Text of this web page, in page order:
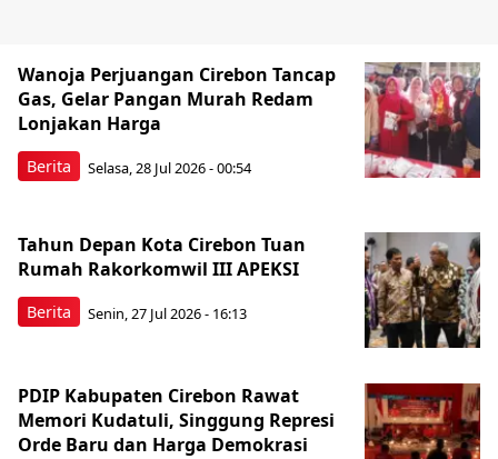
Berita
Wanoja Perjuangan Cirebon Tancap
Gas, Gelar Pangan Murah Redam
Lonjakan Harga
Selasa, 28 Jul 2026 - 00:54
Berita
Tahun Depan Kota Cirebon Tuan
Rumah Rakorkomwil III APEKSI
Senin, 27 Jul 2026 - 16:13
PDIP Kabupaten Cirebon Rawat
Memori Kudatuli, Singgung Represi
Orde Baru dan Harga Demokrasi